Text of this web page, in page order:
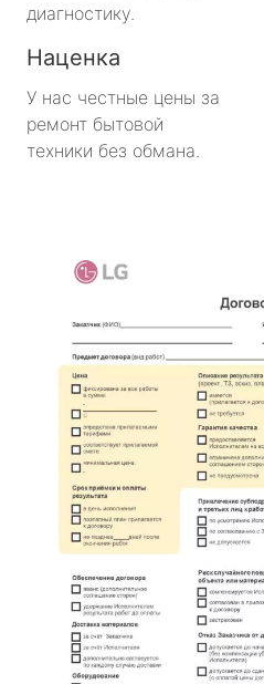
диагностику.
Наценка
У нас честные цены за
ремонт бытовой
техники без обмана.